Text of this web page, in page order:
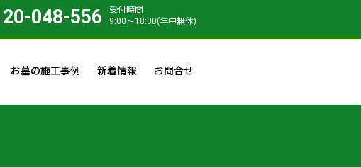
048-556
受付時間
9:00〜18:00(年中無休)
お墓の施工事例 新着情報 お問合せ